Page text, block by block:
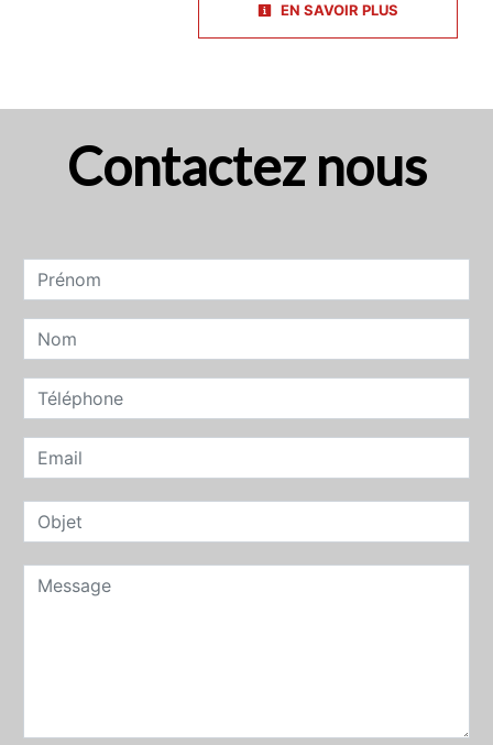
EN SAVOIR PLUS
Contactez nous